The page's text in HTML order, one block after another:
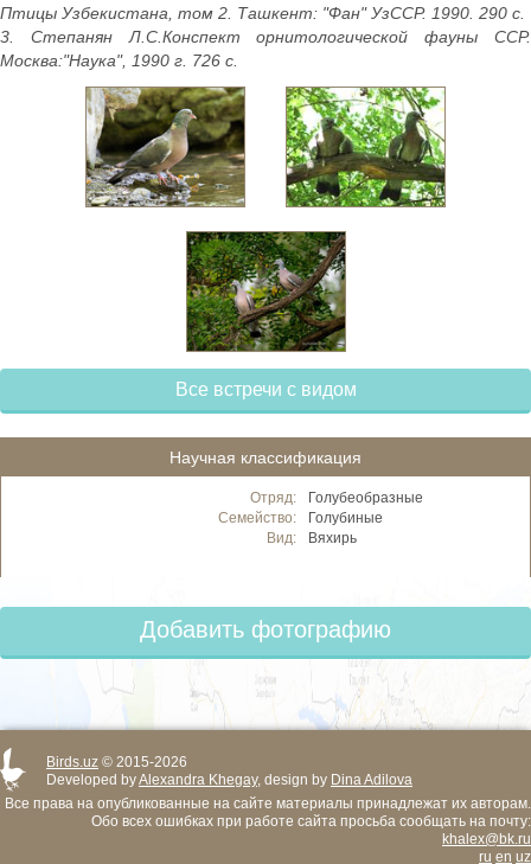
Птицы Узбекистана, том 2. Ташкент: "Фан" УзССР. 1990. 290 с.
3. Степанян Л.С.Конспект орнитологической фауны ССР.
Москва:"Наука", 1990 г. 726 с.
Все встречи с видом
Научная классификация
Отряд:
Голубеобразные
Семейство:
Голубиные
Вид:
Вяхирь
Добавить фотографию
Birds.uz © 2015-2026
Developed byAlexandra Khegay, design by Dina Adilova
Все права на опубликованные на сайте материалы принадлежат их авторам.
Обо всех ошибках при работе сайта просьба сообщать на почту:
khalex@bk.ru
ru en uz